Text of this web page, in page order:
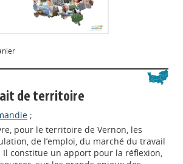
de territoire
;
pour le territoire de Vernon, les
de l’emploi, du marché du travail
constitue un apport pour la réflexion,